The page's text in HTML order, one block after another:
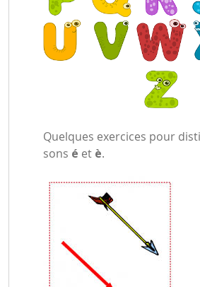
Quelques exercices pour
sons é et è.